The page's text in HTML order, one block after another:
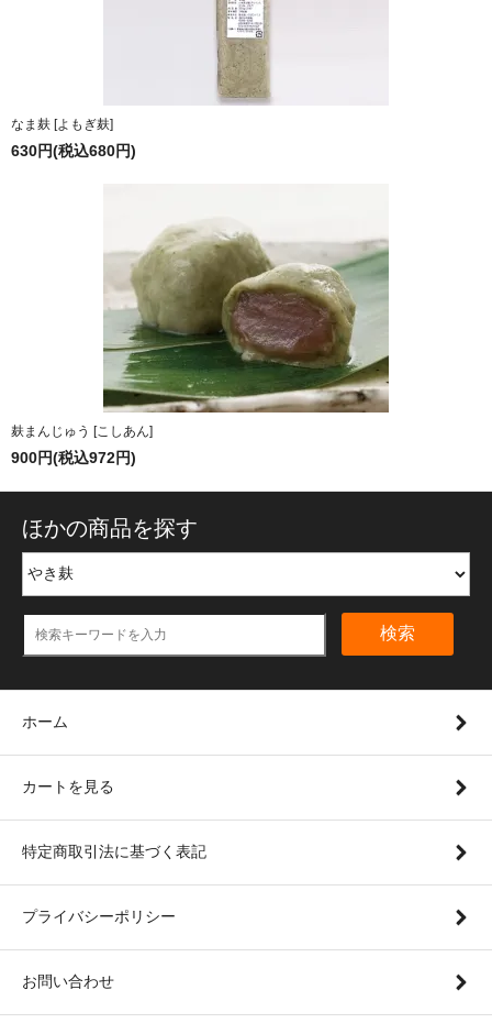
なま麸 [よもぎ麸]
630円(税込680円)
麸まんじゅう [こしあん]
900円(税込972円)
ほかの商品を探す
検索
ホーム
カートを見る
特定商取引法に基づく表記
プライバシーポリシー
お問い合わせ